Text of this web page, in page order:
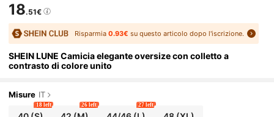
18.51€
Risparmia0.93€ su questo articolo dopo l'iscrizione.
SHEIN LUNE Camicia elegante oversize con colletto a
contrasto di colore unito
Misure IT
18 left 26 left 27 left